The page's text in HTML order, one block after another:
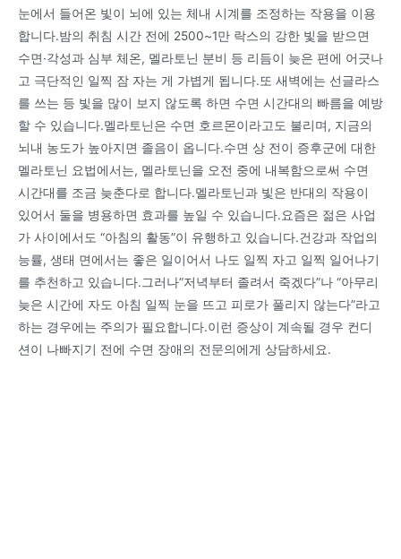
눈에서 들어온 빛이 뇌에 있는 체내 시계를 조정하는 작용을 이용
합니다.밤의 취침 시간 전에 2500~1만 락스의 강한 빛을 받으면
수면·각성과 심부 체온, 멜라토닌 분비 등 리듬이 늦은 편에 어긋나
고 극단적인 일찍 잠 자는 게 가볍게 됩니다.또 새벽에는 선글라스
를 쓰는 등 빛을 많이 보지 않도록 하면 수면 시간대의 빠름을 예방
할 수 있습니다.멜라토닌은 수면 호르몬이라고도 불리며, 지금의
뇌내 농도가 높아지면 졸음이 옵니다.수면 상 전이 증후군에 대한
멜라토닌 요법에서는, 멜라토닌을 오전 중에 내복함으로써 수면
시간대를 조금 늦춘다로 합니다.멜라토닌과 빛은 반대의 작용이
있어서 둘을 병용하면 효과를 높일 수 있습니다.요즘은 젊은 사업
가 사이에서도 “아침의 활동”이 유행하고 있습니다.건강과 작업의
능률, 생태 면에서는 좋은 일이어서 나도 일찍 자고 일찍 일어나기
를 추천하고 있습니다.그러나”저녁부터 졸려서 죽겠다”나 “아무리
늦은 시간에 자도 아침 일찍 눈을 뜨고 피로가 풀리지 않는다”라고
하는 경우에는 주의가 필요합니다.이런 증상이 계속될 경우 컨디
션이 나빠지기 전에 수면 장애의 전문의에게 상담하세요.